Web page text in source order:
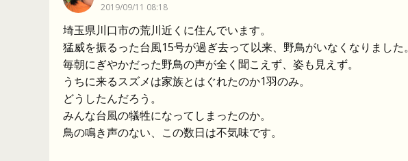
2019/09/11 08:18
埼玉県川口市の荒川近くに住んでいます。
猛威を振るった台風15号が過ぎ去って以来、野鳥がいなくなりました。
毎朝にぎやかだった野鳥の声が全く聞こえず、姿も見えず。
うちに来るスズメは家族とはぐれたのか1羽のみ。
どうしたんだろう。
みんな台風の犠牲になってしまったのか。
鳥の鳴き声のない、この数日は不気味です。